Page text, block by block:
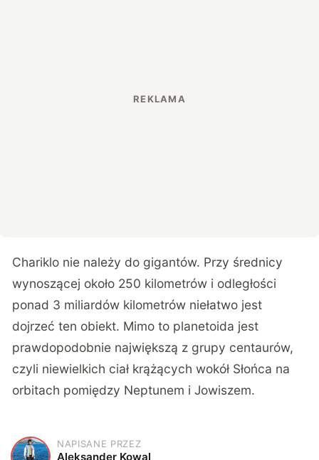
Chariklo nie należy do gigantów. Przy średnicy
wynoszącej około 250 kilometrów i odległości
ponad 3 miliardów kilometrów niełatwo jest
dojrzeć ten obiekt. Mimo to planetoida jest
prawdopodobnie największą z grupy centaurów,
czyli niewielkich ciał krążących wokół Słońca na
orbitach pomiędzy Neptunem i Jowiszem.
A
NAPISANE PRZEZ
Aleksander Kowal